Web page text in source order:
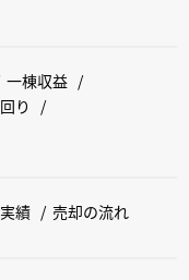
一棟収益
り
績 売却の流れ